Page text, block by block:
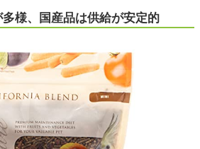
多様、国産品は供給が安定的